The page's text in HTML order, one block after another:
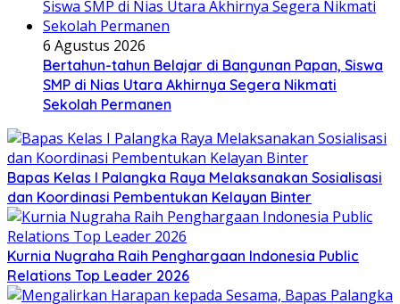
6 Agustus 2026
Bertahun-tahun Belajar di Bangunan Papan, Siswa
SMP di Nias Utara Akhirnya Segera Nikmati
Sekolah Permanen
Bapas Kelas I Palangka Raya Melaksanakan Sosialisasi
dan Koordinasi Pembentukan Kelayan Binter
Kurnia Nugraha Raih Penghargaan Indonesia Public
Relations Top Leader 2026